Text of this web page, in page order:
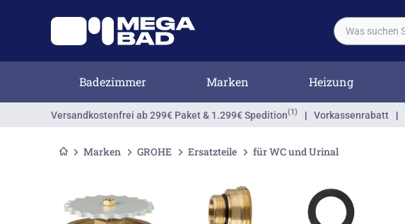
Badezimmer Marken Heizung
Versandkostenfrei ab 299€ Paket & 1.299€ Spedition(1) | Vorkassenrabatt |
Marken GROHE Ersatzteile für WC und Urinal